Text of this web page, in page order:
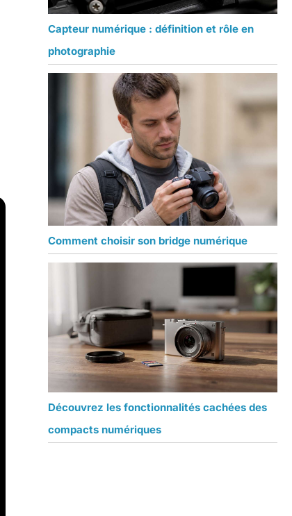
Capteur numérique : définition et rôle en
photographie
Comment choisir son bridge numérique
Découvrez les fonctionnalités cachées des
compacts numériques